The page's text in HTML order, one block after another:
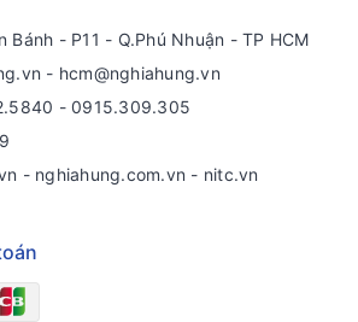
Bánh - P11 - Q.Phú Nhuận - TP HCM
- hcm@nghiahung.vn
- 0915.309.305
- nghiahung.com.vn - nitc.vn